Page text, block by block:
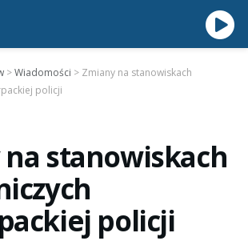
>Wiadomości > Zmiany na stanowiskach
policji
stanowiskach
policji